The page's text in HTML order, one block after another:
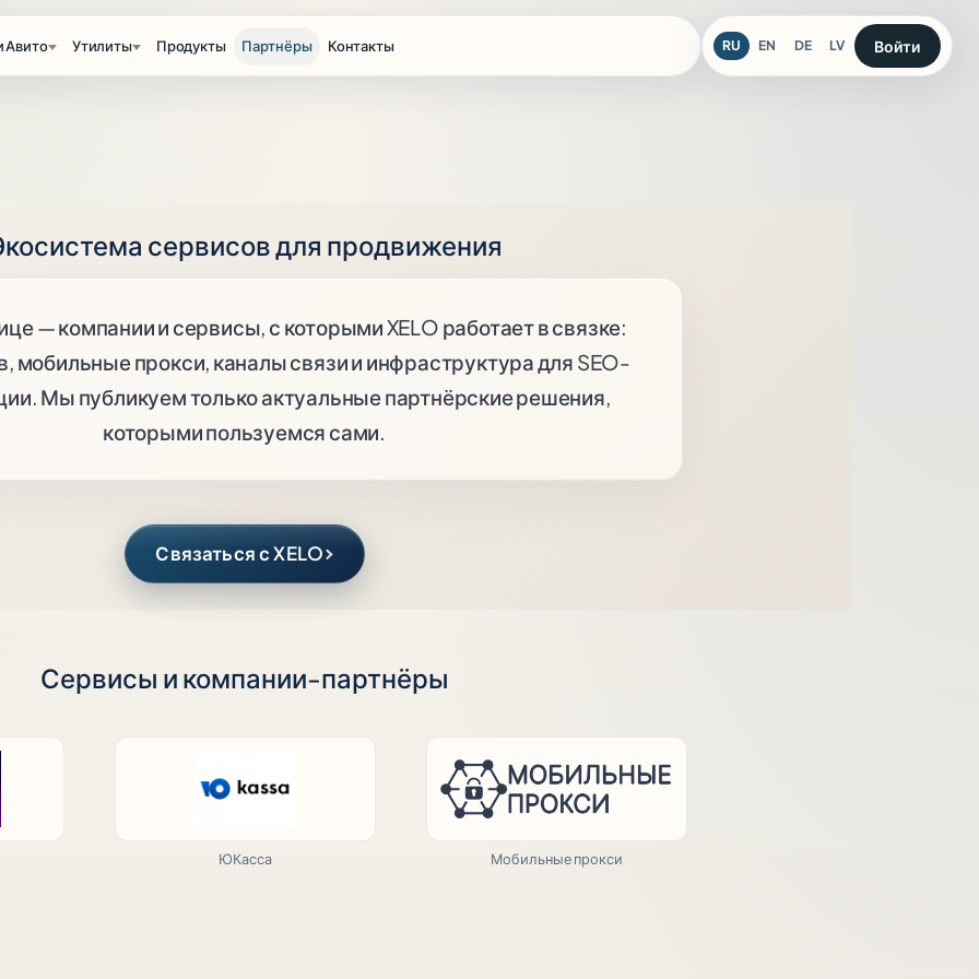
Авито Утилиты Продукты Партнёры Контакты RU EN DE LV Войти
сервисов для продвижения
— компании и сервисы, с которыми XELO работает в связке:
мобильные прокси, каналы связи и инфраструктура для SEO-
Мы публикуем только актуальные партнёрские решения,
которыми пользуемся сами.
Связаться с XELO
Сервисы и компании-партнёры
ЮКасса Мобильные прокси